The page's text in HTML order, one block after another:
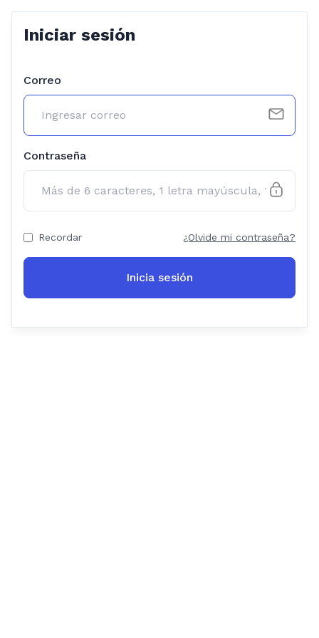
Iniciar sesión
Correo
Contraseña
Recordar ¿Olvide mi contraseña?